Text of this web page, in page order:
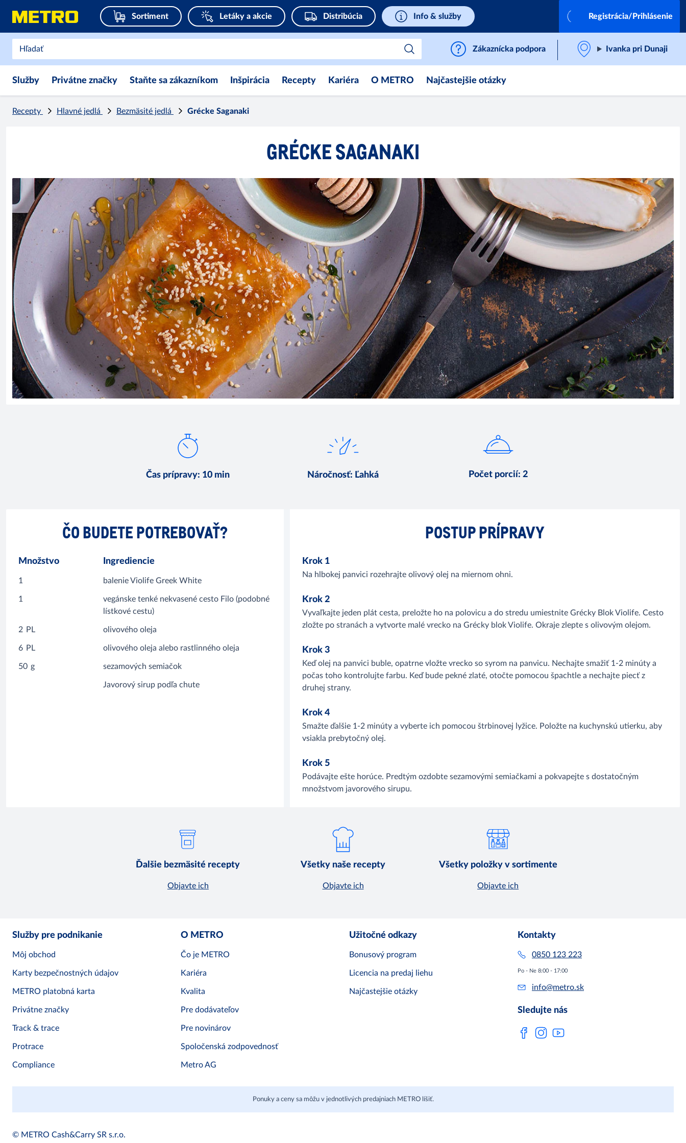
Sortiment Letáky a akcie Distribúcia Info & služby Registrácia/Prihlásenie
Zákaznícka podpora Ivanka pri Dunaji
Služby Privátne značky Staňte sa zákazníkom Inšpirácia Recepty Kariéra O METRO Najčastejšie otázky
Recepty Hlavné jedlá Bezmäsité jedlá Grécke Saganaki
GRÉCKE SAGANAKI
Čas prípravy: 10 min Náročnosť: Ľahká Počet porcií: 2
ČO BUDETE POTREBOVAŤ?
Množstvo Ingrediencie
1 balenie Violife Greek White
1
vegánske tenké nekvasené cesto Filo (podobné
lístkové cestu)
2 PL olivového oleja
6 PL olivového oleja alebo rastlinného oleja
50 g sezamových semiačok
Javorový sirup podľa chute
POSTUP PRÍPRAVY
Krok 1
Na hlbokej panvici rozehrajte olivový olej na miernom ohni.
Krok 2
Vyvaľkajte jeden plát cesta, preložte ho na polovicu a do stredu umiestnite Grécky Blok Violife. Cesto
zložte po stranách a vytvorte malé vrecko na Grécky blok Violife. Okraje zlepte s olivovým olejom.
Krok 3
Keď olej na panvici buble, opatrne vložte vrecko so syrom na panvicu. Nechajte smažiť 1-2 minúty a
počas toho kontrolujte farbu. Keď bude pekné zlaté, otočte pomocou špachtle a nechajte piecť z
druhej strany.
Krok 4
Smažte ďalšie 1-2 minúty a vyberte ich pomocou štrbinovej lyžice. Položte na kuchynskú utierku, aby
vsiakla prebytočný olej.
Krok 5
Podávajte ešte horúce. Predtým ozdobte sezamovými semiačkami a pokvapejte s dostatočným
množstvom javorového sirupu.
Ďalšie bezmäsité recepty
Objavte ich
Všetky naše recepty
Objavte ich
Všetky položky v sortimente
Objavte ich
Služby pre podnikanie
Môj obchod
Karty bezpečnostných údajov
METRO platobná karta
Privátne značky
Track & trace
Protrace
Compliance
O METRO
Čo je METRO
Kariéra
Kvalita
Pre dodávateľov
Pre novinárov
Spoločenská zodpovednosť
Metro AG
Užitočné odkazy
Bonusový program
Licencia na predaj liehu
Najčastejšie otázky
Kontakty
0850 123 223
Po - Ne 8:00 - 17:00
info@metro.sk
Sledujte nás
Ponuky a ceny sa môžu v jednotlivých predajniach METRO líšiť.
© METRO Cash&Carry SR s.r.o.